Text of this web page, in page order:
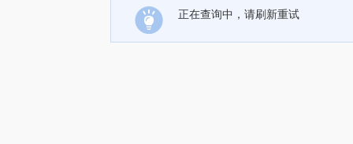
正在查询中，请刷新重试